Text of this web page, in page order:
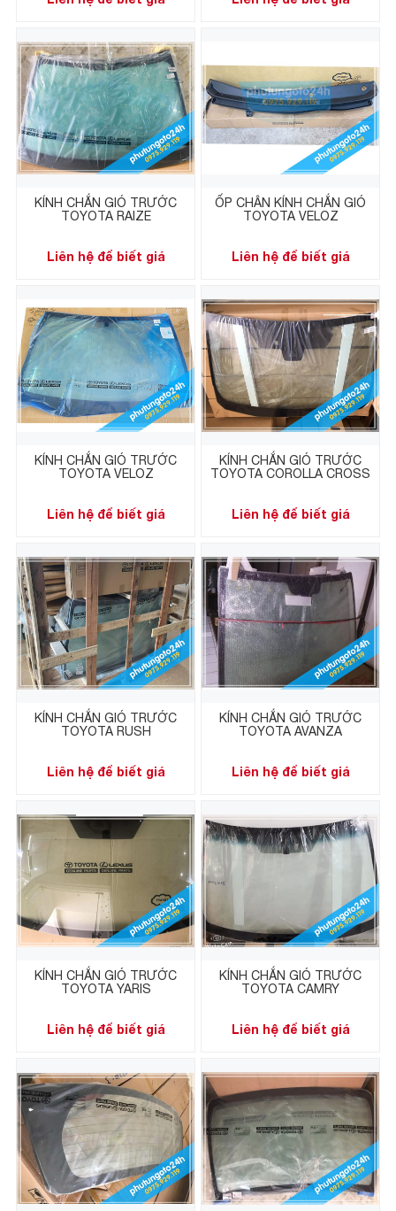
KÍNH CHẮN GIÓ TRƯỚC
TOYOTA RAIZE
Liên hệ để biết giá
ỐP CHÂN KÍNH CHẮN GIÓ
TOYOTA VELOZ
Liên hệ để biết giá
KÍNH CHẮN GIÓ TRƯỚC
TOYOTA VELOZ
Liên hệ để biết giá
KÍNH CHẮN GIÓ TRƯỚC
TOYOTA COROLLA CROSS
Liên hệ để biết giá
KÍNH CHẮN GIÓ TRƯỚC
TOYOTA RUSH
Liên hệ để biết giá
KÍNH CHẮN GIÓ TRƯỚC
TOYOTA AVANZA
Liên hệ để biết giá
KÍNH CHẮN GIÓ TRƯỚC
TOYOTA YARIS
Liên hệ để biết giá
KÍNH CHẮN GIÓ TRƯỚC
TOYOTA CAMRY
Liên hệ để biết giá